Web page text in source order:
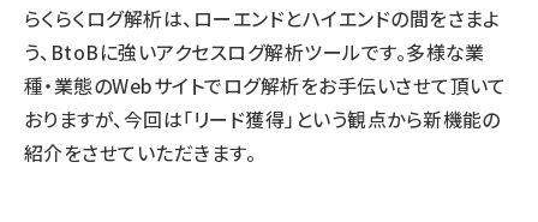
らくらくログ解析は、ローエンドとハイエンドの間をさまよ
う、BtoBに強いアクセスログ解析ツールです。多様な業
種・業態のWebサイトでログ解析をお手伝いさせて頂いて
おりますが、今回は「リード獲得」という観点から新機能の
紹介をさせていただきます。